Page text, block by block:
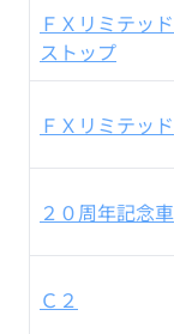
ＦＸリミテッ
ストップ
ＦＸリミテッド
２０周年記念車
Ｃ２